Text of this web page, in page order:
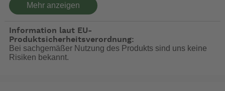
Zeltteppich – Umweltbewusst und natürlich ohne
Zeltteppiche unterliegen leider nicht, da nur für
Freiluftanwendung gedacht, den gleichen Umwelt- und
Schadstoffauflagen, wie Teppiche für den Innenbereich.
Mehr anzeigen
Information laut EU-
Produktsicherheitsverordnung:
Bei sachgemäßer Nutzung des Produkts sind uns keine
Risiken bekannt.